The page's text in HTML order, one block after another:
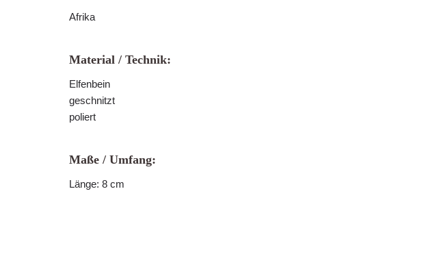
Afrika
Material / Technik:
Elfenbein
geschnitzt
poliert
Maße / Umfang:
Länge: 8 cm